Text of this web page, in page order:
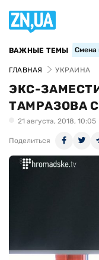
ВАЖНЫЕ ТЕМЫ Смена
ГЛАВНАЯ УКРАИНА
ЭКС-
ТАМРАЗОВА
21 августа, 2018, 10:05
Поделиться